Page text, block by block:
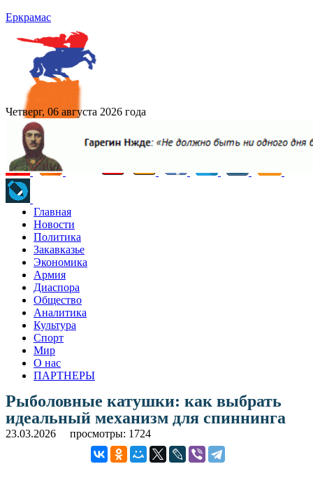
Еркрамас
Четверг, 06 августа 2026 года
Главная
Новости
Политика
Закавказье
Экономика
Армия
Диаспора
Общество
Аналитика
Культура
Спорт
Мир
О нас
ПАРТНЕРЫ
Рыболовные катушки: как выбрать
идеальный механизм для спиннинга
23.03.2026 просмотры: 1724